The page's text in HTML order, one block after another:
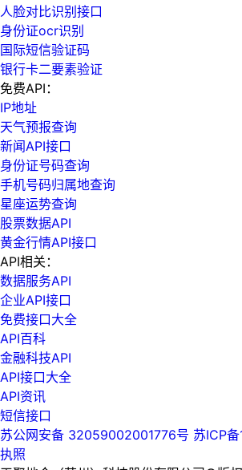
人脸对比识别接口
身份证ocr识别
国际短信验证码
银行卡二要素验证
免费API：
IP地址
天气预报查询
新闻API接口
身份证号码查询
手机号码归属地查询
星座运势查询
股票数据API
黄金行情API接口
API相关：
数据服务API
企业API接口
免费接口大全
API百科
金融科技API
API接口大全
API资讯
短信接口
苏公网安备 32059002001776号 苏ICP
执照